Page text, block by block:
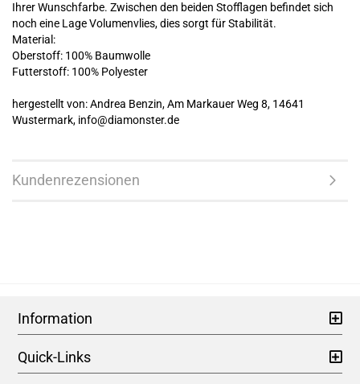
Ihrer Wunschfarbe. Zwischen den beiden Stofflagen befindet sich
noch eine Lage Volumenvlies, dies sorgt für Stabilität.
Material:
Oberstoff: 100% Baumwolle
Futterstoff: 100% Polyester
hergestellt von: Andrea Benzin, Am Markauer Weg 8, 14641
Wustermark, info@diamonster.de
Kundenrezensionen
Information
Quick-Links